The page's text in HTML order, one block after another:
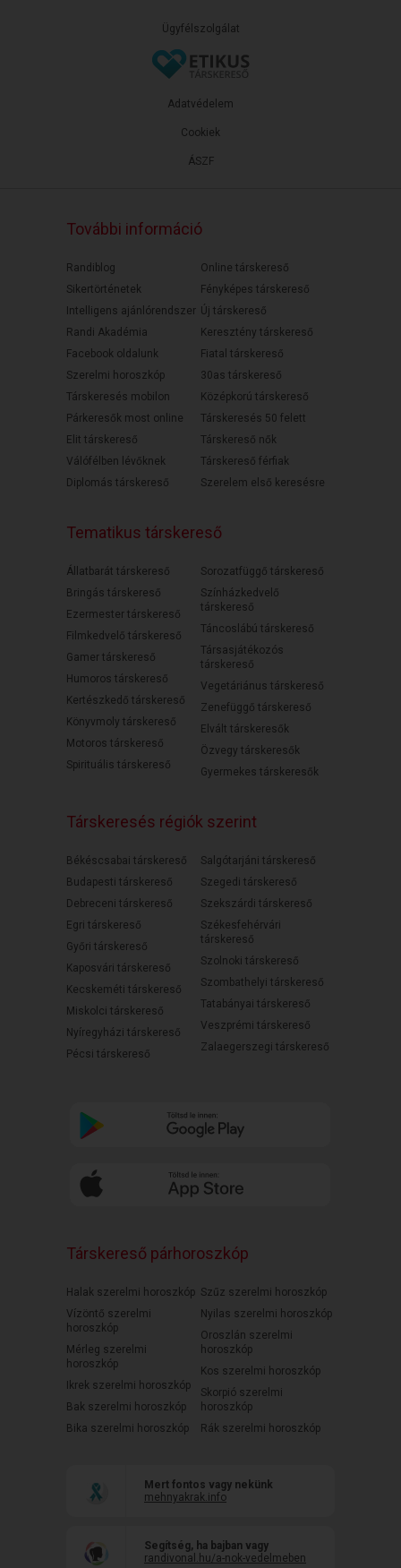
Ügyfélszolgálat
ÁSZF
Adatvédelem
Cookiek
További információ
Randiblog
Sikertörténetek
Intelligens ajánlórendszer
Randi Akadémia
Facebook oldalunk
Szerelmi horoszkóp
Társkeresés mobilon
Párkeresők most online
Elit társkereső
Válófélben lévőknek
Diplomás társkereső
Online társkereső
Fényképes társkereső
Új társkereső
Keresztény társkereső
Fiatal társkereső
30as társkereső
Középkorú társkereső
Társkeresés 50 felett
Társkereső nők
Társkereső férfiak
Szerelem első keresésre
Tematikus társkereső
Állatbarát társkereső
Bringás társkereső
Ezermester társkereső
Filmkedvelő társkereső
Gamer társkereső
Humoros társkereső
Kertészkedő társkereső
Könyvmoly társkereső
Motoros társkereső
Spirituális társkereső
Sorozatfüggő társkereső
Színházkedvelő
társkereső
Táncoslábú társkereső
Társasjátékozós
társkereső
Vegetáriánus társkereső
Zenefüggő társkereső
Elvált társkeresők
Özvegy társkeresők
Gyermekes társkeresők
Társkeresés régiók szerint
Békéscsabai társkereső
Budapesti társkereső
Debreceni társkereső
Egri társkereső
Győri társkereső
Kaposvári társkereső
Kecskeméti társkereső
Miskolci társkereső
Nyíregyházi társkereső
Pécsi társkereső
Salgótarjáni társkereső
Szegedi társkereső
Szekszárdi társkereső
Székesfehérvári
társkereső
Szolnoki társkereső
Szombathelyi társkereső
Tatabányai társkereső
Veszprémi társkereső
Zalaegerszegi társkereső
Társkereső párhoroszkóp
Halak szerelmi horoszkóp
Vízöntő szerelmi
horoszkóp
Mérleg szerelmi
horoszkóp
Ikrek szerelmi horoszkóp
Bak szerelmi horoszkóp
Bika szerelmi horoszkóp
Szűz szerelmi horoszkóp
Nyilas szerelmi horoszkóp
Oroszlán szerelmi
horoszkóp
Kos szerelmi horoszkóp
Skorpió szerelmi
horoszkóp
Rák szerelmi horoszkóp
Mert fontos vagy nekünk
mehnyakrak.info
Segítség, ha bajban vagy
randivonal.hu/a-nok-vedelmeben